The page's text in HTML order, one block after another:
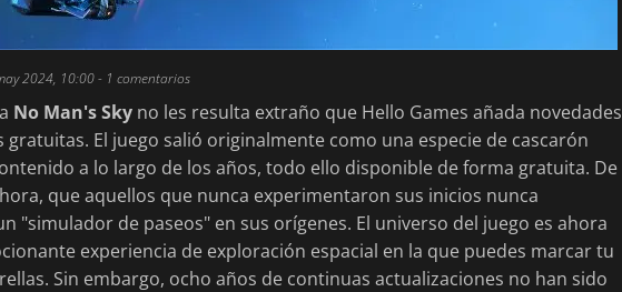
2024, 10:00- 1 comentarios
No Man's Sky no les resulta extraño que Hello Games añada novedades
El juego salió originalmente como una especie de cascarón
a lo largo de los años, todo ello disponible de forma gratuita. De
que aquellos que nunca experimentaron sus inicios nunca
"simulador de paseos" en sus orígenes. El universo del juego es ahora
experiencia de exploración espacial en la que puedes marcar tu
Sin embargo, ocho años de continuas actualizaciones no han sido